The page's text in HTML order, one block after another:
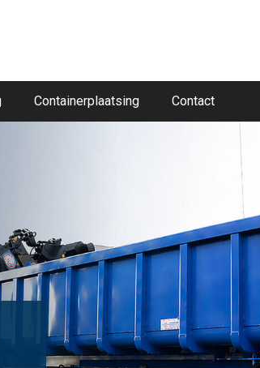
Containerplaatsing Contact